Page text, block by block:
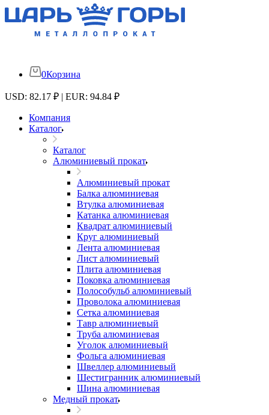
0Корзина
USD: 82.17 ₽ | EUR: 94.84 ₽
Компания
Каталог
Каталог
Алюминиевый прокат
Алюминиевый прокат
Балка алюминиевая
Втулка алюминиевая
Катанка алюминиевая
Квадрат алюминиевый
Круг алюминиевый
Лента алюминиевая
Лист алюминиевый
Плита алюминиевая
Поковка алюминиевая
Полособульб алюминиевый
Проволока алюминиевая
Сетка алюминиевая
Тавр алюминиевый
Труба алюминиевая
Уголок алюминиевый
Фольга алюминиевая
Швеллер алюминиевый
Шестигранник алюминиевый
Шина алюминиевая
Медный прокат